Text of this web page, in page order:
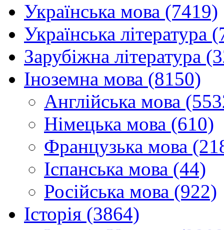
Українська мова (7419)
Українська література
Зарубіжна література
Іноземна мова (8150)
Англійська мова
Німецька мова (610)
Французька мова
Іспанська мова (44)
Російська мова (922)
Історія (3864)